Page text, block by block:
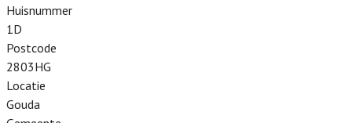
Huisnummer
1D
Postcode
2803HG
Locatie
Gouda